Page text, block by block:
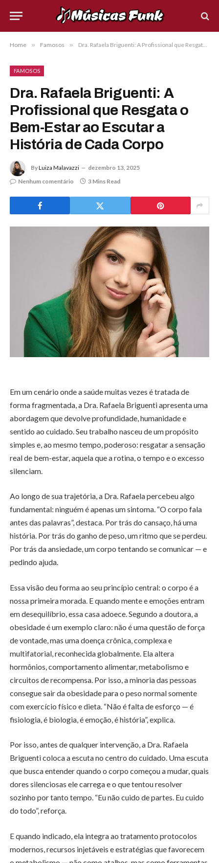
Home » Famosos » Dra. Rafaela Briguenti: A Profissional que Resgata o Bem-Estar ao Escutar a História de Cada Corpo
FAMOSOS
Dra. Rafaela Briguenti: A
Profissional que Resgata o
Bem-Estar ao Escutar a
História de Cada Corpo
ByLuiza Malavazzi
dezembro 13, 2025
Nenhum comentário
3 Mins Read
Em um cenário onde a saúde muitas vezes é tratada de
forma fragmentada, a Dra. Rafaela Briguenti apresenta uma
abordagem que devolve profundidade, humanidade e
sentido ao cuidado. Seu trabalho nasceu de um propósito
simples e, ao mesmo tempo, poderoso: resgatar a sensação
real de bem-estar, aquela que a rotina, o tempo e o excesso
silenciam.
Ao longo de sua trajetória, a Dra. Rafaela percebeu algo
fundamental: ninguém é apenas um sintoma. “O corpo fala
antes das palavras”, destaca. Por trás do cansaço, há uma
história. Por trás do ganho de peso, um ritmo que se perdeu.
Por trás da ansiedade, um corpo tentando se comunicar — e
pedindo ajuda.
Essa visão deu forma ao seu princípio central: o corpo é a
nossa primeira morada. E quando mente e emoções entram
em desequilíbrio, essa casa adoece. Segundo a doutora, a
obesidade é um exemplo claro: não é uma questão de força
de vontade, mas uma doença crônica, complexa e
multifatorial, reconhecida globalmente. Ela altera
hormônios, comportamento alimentar, metabolismo e
circuitos de recompensa. Por isso, a minoria das pessoas
consegue sair da obesidade para o peso normal somente
com exercício físico e dieta. “Não é falta de esforço — é
fisiologia, é biologia, é emoção, é história”, explica.
Por isso, antes de qualquer intervenção, a Dra. Rafaela
Briguenti coloca a escuta no centro do cuidado. Uma escuta
que busca entender quando o corpo começou a mudar, quais
dores silenciosas ele carrega e o que tentou resolver
sozinho por tanto tempo. “Eu não cuido de partes. Eu cuido
do todo”, reforça.
E quando indicado, ela integra ao tratamento protocolos
modernos, recursos injetáveis e estratégias que favorecem